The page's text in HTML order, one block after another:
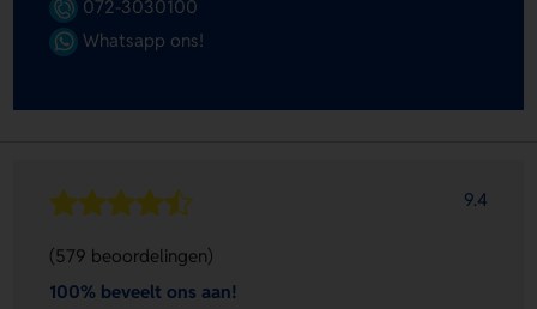
072-3030100
Whatsapp ons!
9.4
(579 beoordelingen)
100% beveelt ons aan!